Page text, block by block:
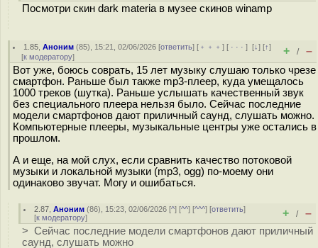
Посмотри скин dark materia в музее скинов winamp
1.85 ,Аноним (85), 15:21, 02/06/2026 [ответить] [ ﹢﹢﹢] [ · · ·][↓] [↑]
[к модератору] + / –
Вот уже, боюсь соврать, 15 лет музыку слушаю только чрезе
смартфон. Раньше был также mp3-плеер, куда умещалось
1000 треков (шутка). Раньше услышать качественный звук
без специального плеера нельзя было. Сейчас последние
модели смартфонов дают приличный саунд, слушать можно.
Компьютерные плееры, музыкальные центры уже остались в
прошлом.
А и еще, на мой слух, если сравнить качество потоковой
музыки и локальной музыки (mp3, ogg) по-моему они
одинаково звучат. Могу и ошибаться.
2.87 ,Аноним (86), 15:23, 02/06/2026 [^] [^^] [^^^] [ответить]
[к модератору] + / –
> Сейчас последние модели смартфонов дают приличный
саунд, слушать можно